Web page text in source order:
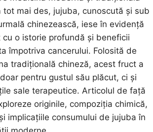
tot mai des, jujuba, cunoscută și sub
chinezească, iese în evidență
o istorie profundă și beneficii
împotriva cancerului. Folosită de
tradițională chineză, acest fruct a
pentru gustul său plăcut, ci și
sale terapeutice. Articolul de față
originile, compoziția chimică,
implicațiile consumului de jujuba în